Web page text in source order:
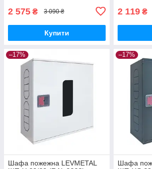
2 575 ₴ 3 090 ₴
Купити
2 119 ₴
–17%
Шафа пожежна LEVMETAL
–17%
Шафа